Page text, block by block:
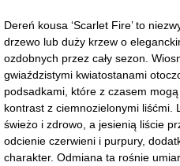
Dereń kousa ‘Scarlet Fire’ to
drzewo lub duży krzew o
ozdobnych przez cały sezon.
gwiaździstymi kwiatostanami
podsadkami, które z czasem
kontrast z ciemnozielonymi liśćmi.
świeżo i zdrowo, a jesienią liście
odcienie czerwieni i purpury,
charakter. Odmiana ta rośnie